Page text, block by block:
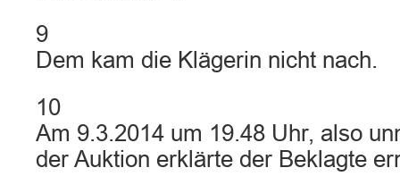
9
Dem kam die Klägerin nicht nach.
10
Am 9.3.2014 um 19.48 Uhr, also
der Auktion erklärte der Beklagte